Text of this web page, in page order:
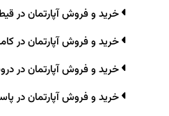
خرید و فروش آپارتمان در
خرید و فروش آپارتمان در
خرید و فروش آپارتمان در
خرید و فروش آپارتمان در